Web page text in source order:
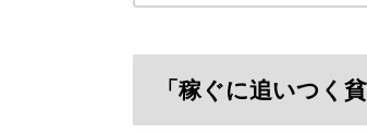
「稼ぐに追いつく